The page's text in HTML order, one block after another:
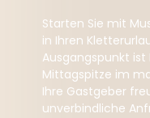
Starten Sie mit
in Ihren
Ausgangspunkt ist
Mittagspitze im
Ihre Gastgeber
unverbindliche